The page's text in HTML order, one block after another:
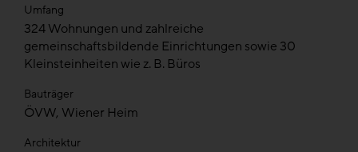
Umfang
324 Wohnungen und zahlreiche
gemeinschaftsbildende Einrichtungen sowie 30
Kleinsteinheiten wie z. B. Büros
Bauträger
ÖVW, Wiener Heim
Architektur